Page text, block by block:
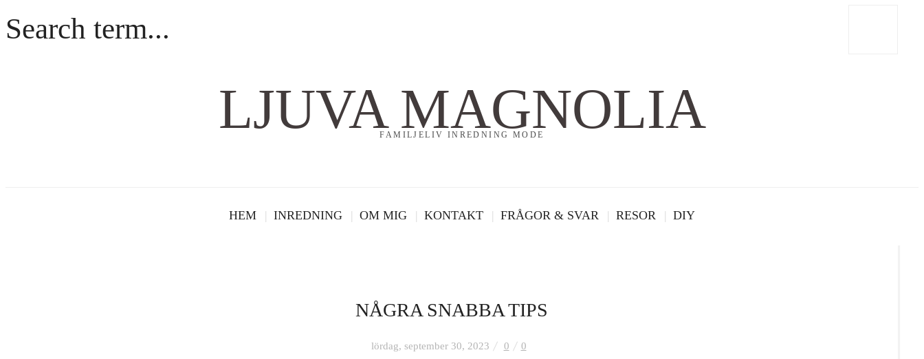
LJUVA MAGNOLIA
FAMILJELIV INREDNING MODE
HEM INREDNING OM MIG KONTAKT FRÅGOR & SVAR RESOR DIY
NÅGRA SNABBA TIPS
lördag, september 30, 2023 0 0